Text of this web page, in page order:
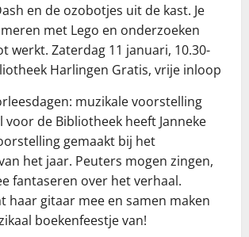
en de ozobotjes uit de kast. Je
met Lego en onderzoeken
werkt. Zaterdag 11 januari, 10.30-
Harlingen Gratis, vrije inloop
muzikale voorstelling
voor de Bibliotheek heeft Janneke
gemaakt bij het
het jaar. Peuters mogen zingen,
fantaseren over het verhaal.
haar gitaar mee en samen maken
boekenfeestje van!